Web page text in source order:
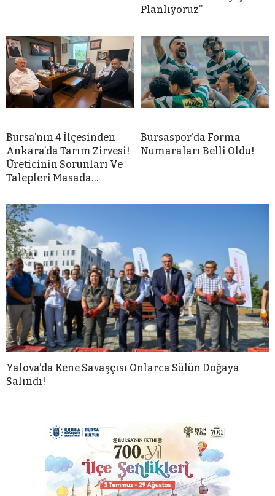
Planlıyoruz”
Bursa’nın 4 İlçesinden
Ankara’da Tarım Zirvesi!
Üreticinin Sorunları Ve
Talepleri Masada…
Bursaspor’da Forma
Numaraları Belli Oldu!
Yalova’da Kene Savaşçısı Onlarca Sülün Doğaya
Salındı!